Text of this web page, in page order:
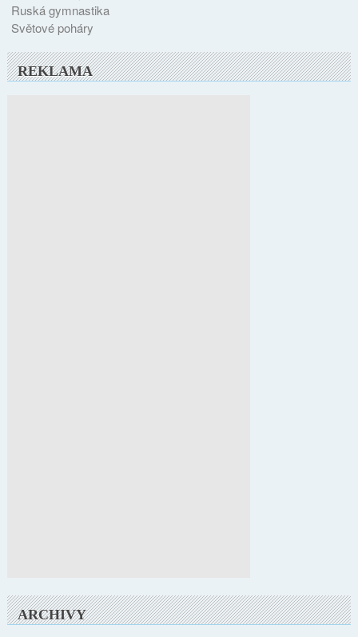
Ruská gymnastika
Světové poháry
REKLAMA
ARCHIVY